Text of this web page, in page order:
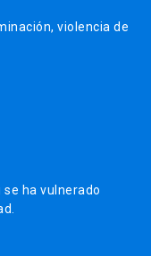
violencia de
ha vulnerado